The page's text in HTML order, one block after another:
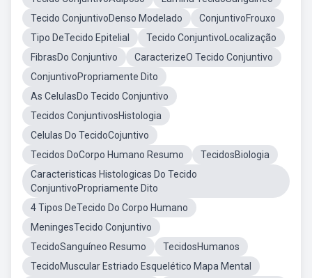
Tecido ConjuntivoDenso Modelado
ConjuntivoFrouxo
Tipo DeTecido Epitelial
Tecido ConjuntivoLocalização
FibrasDo Conjuntivo
CaracterizeO Tecido Conjuntivo
ConjuntivoPropriamente Dito
As CelulasDo Tecido Conjuntivo
Tecidos ConjuntivosHistologia
Celulas Do TecidoCojuntivo
Tecidos DoCorpo Humano Resumo
TecidosBiologia
Caracteristicas Histologicas Do Tecido
ConjuntivoPropriamente Dito
4 Tipos DeTecido Do Corpo Humano
MeningesTecido Conjuntivo
TecidoSanguíneo Resumo
TecidosHumanos
TecidoMuscular Estriado Esquelético Mapa Mental